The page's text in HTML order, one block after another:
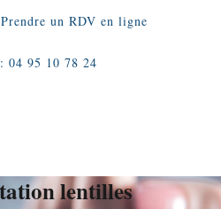
Prendre un RDV en ligne
:04 95 10 78 24
lentilles